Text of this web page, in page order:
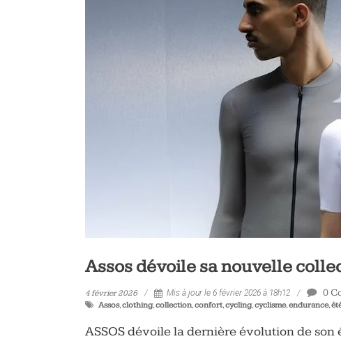
Assos dévoile sa nouvelle
4 février 2026 Mis à jour le 6 février 2026 à 18h12 0
Assos,clothing,collection,confort,cycling,cyclisme,endurance,
ASSOS dévoile la dernière évolution de